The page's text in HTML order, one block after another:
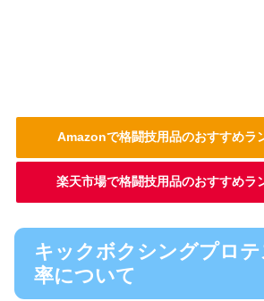
Amazonで格闘技用品のおすすめラ
楽天市場で格闘技用品のおすすめラ
キックボクシングプロ
率について